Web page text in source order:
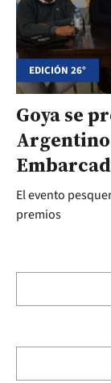
EDICIÓN 26°
Goya se
Argentino
El evento
premios